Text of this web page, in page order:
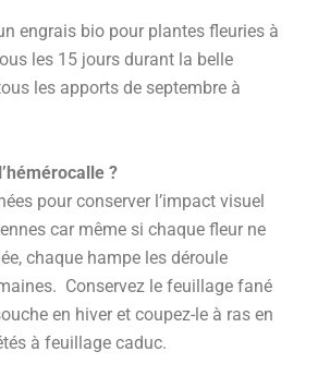
engrais bio pour plantes fleuries à
les 15 jours durant la belle
les apports de septembre à
?
pour conserver l’impact visuel
car même si chaque fleur ne
chaque hampe les déroule
Conservez le feuillage fané
en hiver et coupez-le à ras en
à feuillage caduc.